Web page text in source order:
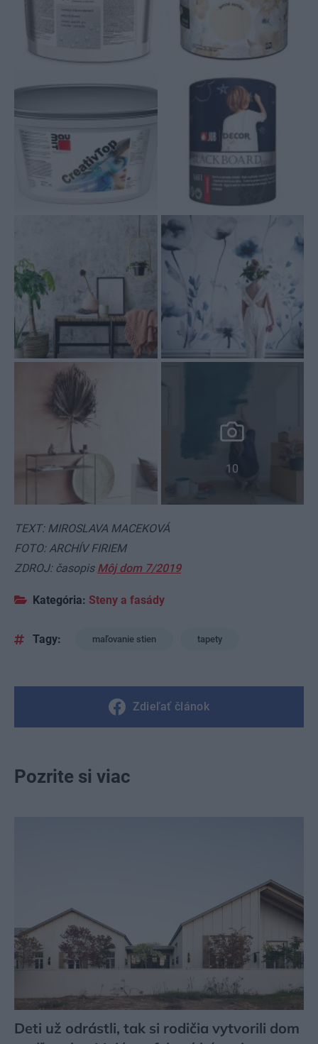
10
TEXT: MIROSLAVA MACEKOVÁ
FOTO: ARCHÍV FIRIEM
ZDROJ: časopis Môj dom 7/2019
Kategória: Steny a fasády
Tagy: maľovanie stien tapety
Zdieľať článok
Pozrite si viac
Deti už odrástli, tak si rodičia vytvorili dom